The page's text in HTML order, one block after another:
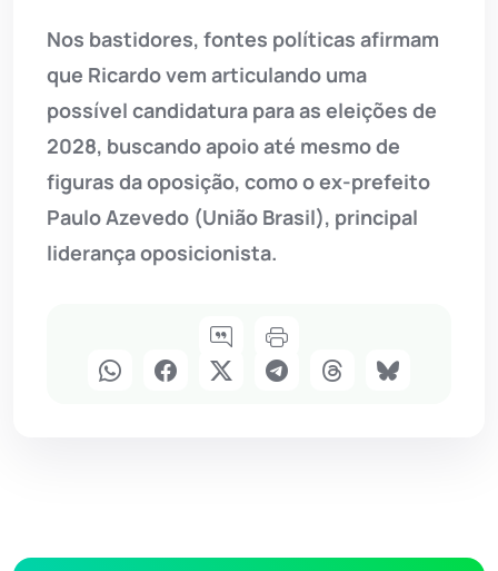
Nos bastidores, fontes políticas afirmam
que Ricardo vem articulando uma
possível candidatura para as eleições de
2028, buscando apoio até mesmo de
figuras da oposição, como o ex-prefeito
Paulo Azevedo (União Brasil), principal
liderança oposicionista.